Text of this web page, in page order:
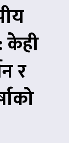
केही
र